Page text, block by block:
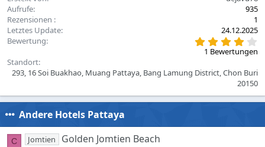
Aufrufe
935
Rezensionen
1
Letztes Update
24.12.2025
Bewertung
0
S
t
e
r
e
1 Bewertungen
Standort
293, 16 Soi Buakhao, Muang Pattaya, Bang Lamung District, Chon Buri
20150
Andere Hotels Pattaya
C Jomtien
Golden Jomtien Beach